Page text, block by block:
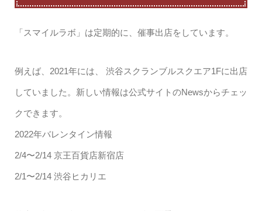
「スマイルラボ」は定期的に、催事出店をしています。
例えば、2021年には、 渋谷スクランブルスクエア1Fに出店
していました。新しい情報は公式サイトのNewsからチェッ
クできます。
2022年バレンタイン情報
2/4〜2/14 京王百貨店新宿店
2/1〜2/14 渋谷ヒカリエ